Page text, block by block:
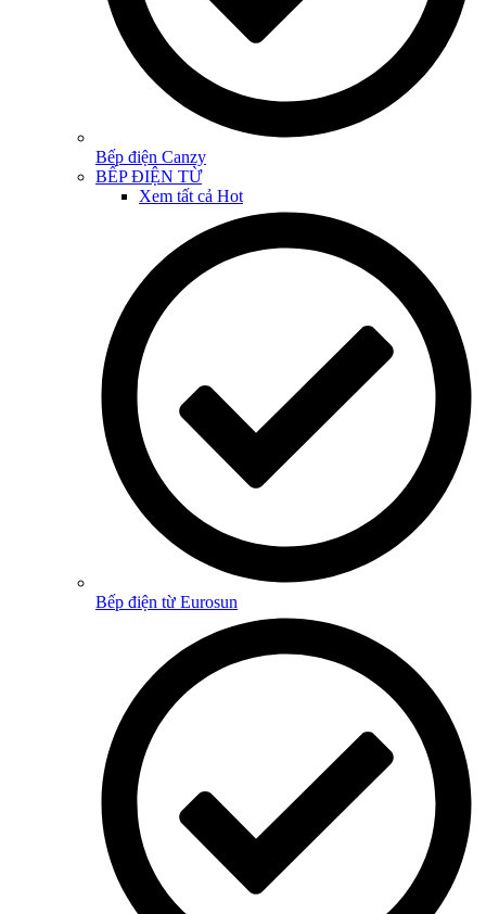
Bếp điện Canzy
BẾP ĐIỆN TỪ
Xem tất cả Hot
Bếp điện từ Eurosun